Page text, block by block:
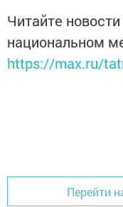
Читайте
национальном
https://max.ru/
Перейти